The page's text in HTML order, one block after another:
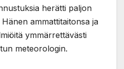
herätti paljon
ammattitaitonsa ja
ymmärrettävästi
meteorologin.